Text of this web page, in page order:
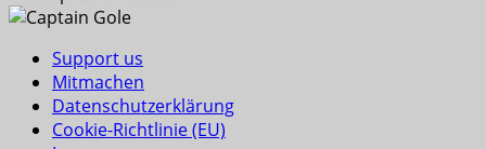
Support us
Mitmachen
Datenschutzerklärung
Cookie-Richtlinie (EU)